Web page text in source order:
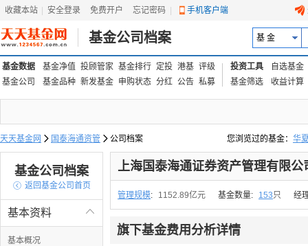
收藏本站 安全登录 免费开户 忘记密码 手机客户端
基金公司档案 基 金
基金数据 基金净值 投顾管家 基金排行 定投 港基 评级
基金公司
基金品种 新发基金 申购状态 分红 公告 私募
投资工具
自选基金
基金筛选
收益计算
天天基金网  国泰海通资管  公司档案 您浏览过的基金： 华
易方达上证中盘ETF联
基金公司档案
 返回基金公司首页

基本资料
基本概况
上海国泰海通证券资产管理有限公
管理规模: 1152.89亿元 基金数量: 153只 经
旗下基金费用分析详情